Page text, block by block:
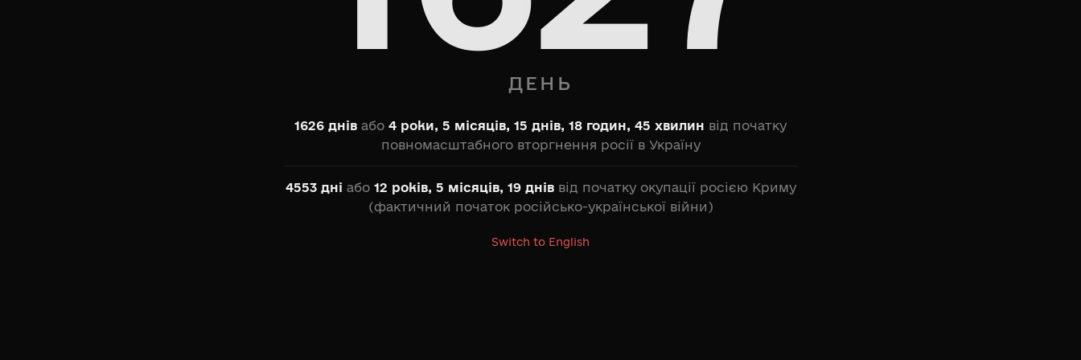
ДЕНЬ
1626 днів або 4 роки, 5 місяців, 15 днів, 18 годин, 45 хвилин від початку
повномасштабного вторгнення росії в Україну
4553 дні або 12 років, 5 місяців, 19 дніввід початку окупації росією Криму
(фактичний початок російсько-української війни)
Switch to English